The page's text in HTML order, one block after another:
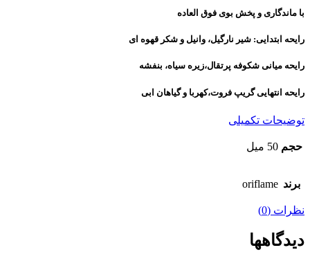
‌با ماندگاری و پخش بوی فوق العاده ‌
‌رایحه ابتدایی: شیر نارگیل، وانیل و شکر قهوه ای
رایحه میانی شکوفه پرتقال،زیره سیاه، بنفشه
رایحه انتهایی گریپ فروت،کهربا و گیاهان ابی
توضیحات تکمیلی
حجم 50 میل
برند oriflame
نظرات (0)
دیدگاهها